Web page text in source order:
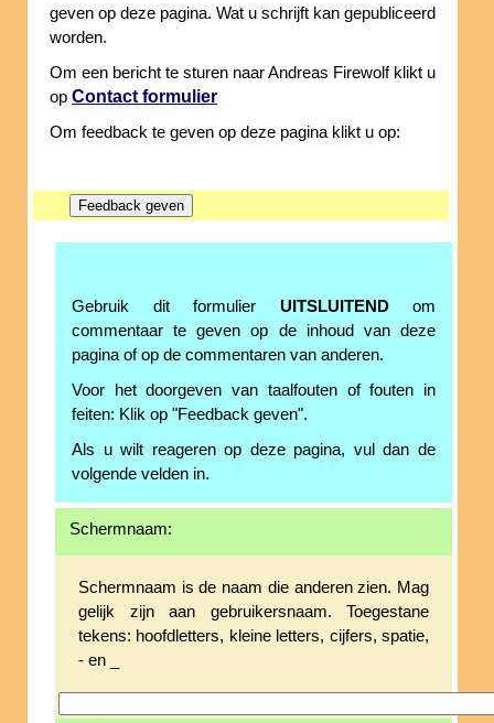
geven op deze pagina. Wat u schrijft kan gepubliceerd
worden.
Om een bericht te sturen naar Andreas Firewolf klikt u
op Contact formulier
Om feedback te geven op deze pagina klikt u op:
Gebruik dit formulier UITSLUITENDom
commentaar te geven op de inhoud van deze
pagina of op de commentaren van anderen.
Voor het doorgeven van taalfouten of fouten in
feiten: Klik op "Feedback geven".
Als u wilt reageren op deze pagina, vul dan de
volgende velden in.
Schermnaam:
Schermnaam is de naam die anderen zien. Mag
gelijk zijn aan gebruikersnaam. Toegestane
tekens: hoofdletters, kleine letters, cijfers, spatie,
- en _